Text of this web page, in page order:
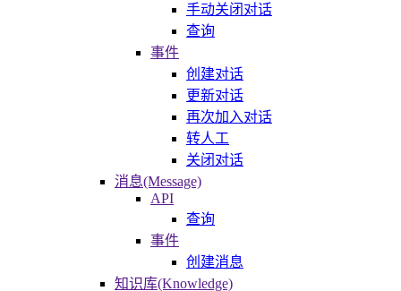
手动关闭对话
查询
事件
创建对话
更新对话
再次加入对话
转人工
关闭对话
消息(Message)
API
查询
事件
创建消息
知识库(Knowledge)